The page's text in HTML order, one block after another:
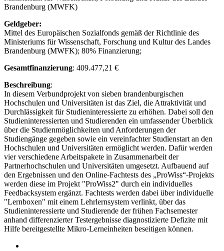
Brandenburg (MWFK)
Geldgeber:
Mittel des Europäischen Sozialfonds gemäß der Richtlinie des
Ministeriums für Wissenschaft, Forschung und Kultur des Landes
Brandenburg (MWFK); 80% Finanzierung;
Gesamtfinanzierung: 409.477,21 €
Beschreibung:
In diesem Verbundprojekt von sieben brandenburgischen
Hochschulen und Universitäten ist das Ziel, die Attraktivität und
Durchlässigkeit für Studieninteressierte zu erhöhen. Dabei soll den
Studieninteressierten und Studierenden ein umfassender Überblick
über die Studienmöglichkeiten und Anforderungen der
Studiengänge gegeben sowie ein vereinfachter Studienstart an den
Hochschulen und Universitäten ermöglicht werden. Dafür werden
vier verschiedene Arbeitspakete in Zusammenarbeit der
Partnerhochschulen und Universitäten umgesetzt. Aufbauend auf
den Ergebnissen und den Online-Fachtests des „ProWiss“-Projekts
werden diese im Projekt "ProWiss2" durch ein individuelles
Feedbacksystem ergänzt. Fachtests werden dabei über individuelle
"Lernboxen" mit einem Lehrlernsystem verlinkt, über das
Studieninteressierte und Studierende der frühen Fachsemester
anhand differenzierter Testergebnisse diagnostizierte Defizite mit
Hilfe bereitgestellte Mikro-Lerneinheiten beseitigen können.